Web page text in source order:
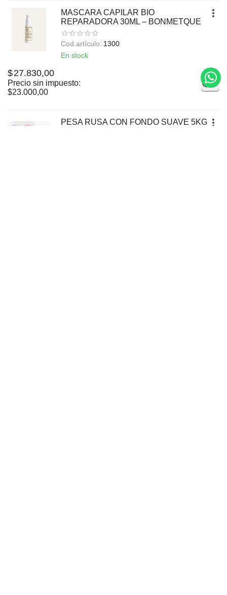
MASCARA CAPILAR BIO
REPARADORA 30ML – BONMETQUE
Cod.artículo: 1300
En stock
$27.830,00
Precio sin impuesto:
$23.000,00
PESA RUSA CON FONDO SUAVE 5KG